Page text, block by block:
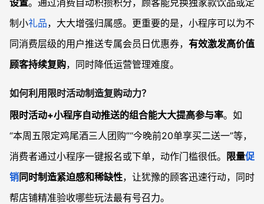
制小礼品，大大增强归属感。更重要的是，小程序可以为不
同消费层级的用户推送专属会员日优惠券， 有效激发高价值
顾客持续复购，同时降低运营管理难度。
如何利用限时活动制造复购动力？
限时活动+小程序自动推送的组合能大大提高参与率。如
“本周五限定鸡尾酒三人团购”“今晚前20单享买二送一”等，
消费者通过小程序一键报名或下单，动作门槛很低。 限量促
销同时制造紧迫感和稀缺性，让犹豫的顾客迅速行动，同时
帮店铺精准验收哪些玩法最有号召力。